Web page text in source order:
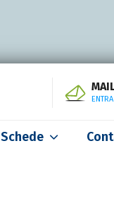
ENTRA
Schede